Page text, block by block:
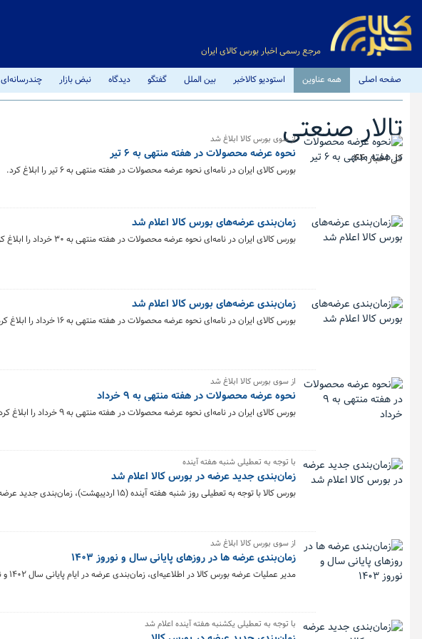
مرجع رسمی اخبار بورس کالای ایران
صفحه اصلی همه عناوین استودیو کالاخبر بین الملل گفتگو دیدگاه نبض بازار چندرسانه‌ای
تالار صنعتی
کل اخبار:44
از سوی بورس کالا ابلاغ شد
نحوه عرضه محصولات در هفته منتهی به ۶ تیر
بورس کالای ایران در نامه‌ای نحوه عرضه محصولات در هفته منتهی به ۶ تیر را ابلاغ کرد.
زمان‌بندی عرضه‌های بورس کالا اعلام شد
بورس کالای ایران در نامه‌ای نحوه عرضه محصولات در هفته منتهی به ۳۰ خرداد را ابلاغ کرد.
زمان‌بندی عرضه‌های بورس کالا اعلام شد
بورس کالای ایران در نامه‌ای نحوه عرضه محصولات در هفته منتهی به ۱۶ خرداد را ابلاغ کرد.
از سوی بورس کالا ابلاغ شد
نحوه عرضه محصولات در هفته منتهی به ۹ خرداد
بورس کالای ایران در نامه‌ای نحوه عرضه محصولات در هفته منتهی به ۹ خرداد را ابلاغ کرد.
با توجه به تعطیلی شنبه هفته آینده
زمان‌بندی جدید عرضه در بورس کالا اعلام شد
بورس کالا با توجه به تعطیلی روز شنبه هفته آینده (۱۵ اردیبهشت)، زمان‌بندی جدید عرضه محصولات در هفته منتهی به ۱۹ اردیبهشت را اعلام کرد.
از سوی بورس کالا ابلاغ شد
زمان‌بندی عرضه ها در روزهای پایانی سال و نوروز ۱۴۰۳
مدیر عملیات عرضه بورس کالا در اطلاعیه‌ای، زمان‌بندی عرضه در ایام پایانی سال ۱۴۰۲ و نوروز ۱۴۰۳ را ابلاغ کرد.
با توجه به تعطیلی یکشنبه هفته آینده اعلام شد